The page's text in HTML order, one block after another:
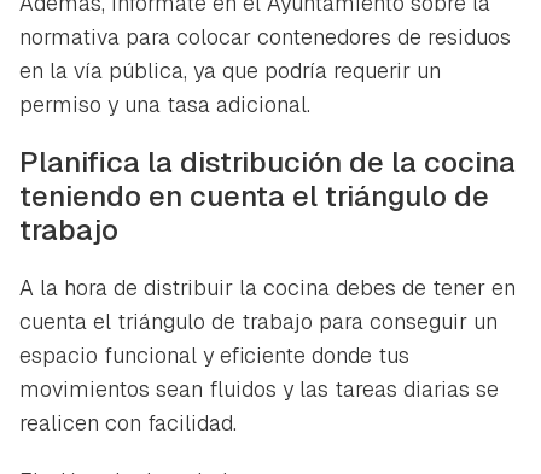
normativa para colocar contenedores de residuos
en la vía pública, ya que podría requerir un
permiso y una tasa adicional.
Planifica la distribución de la cocina
teniendo en cuenta el triángulo de
trabajo
A la hora de distribuir la cocina debes de tener en
cuenta el triángulo de trabajo para conseguir un
espacio funcional y eficiente donde tus
movimientos sean fluidos y las tareas diarias se
realicen con facilidad.